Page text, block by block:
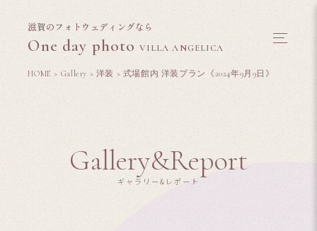
滋賀のフォトウェディングなら
One day photoVILLA ANGELICA
HOME > Gallery > 洋装 > 式場館内 洋装プラン《2024年9月9日》
Gallery&Report
ギャラリー&レポート